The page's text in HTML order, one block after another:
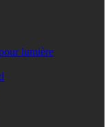
lumière